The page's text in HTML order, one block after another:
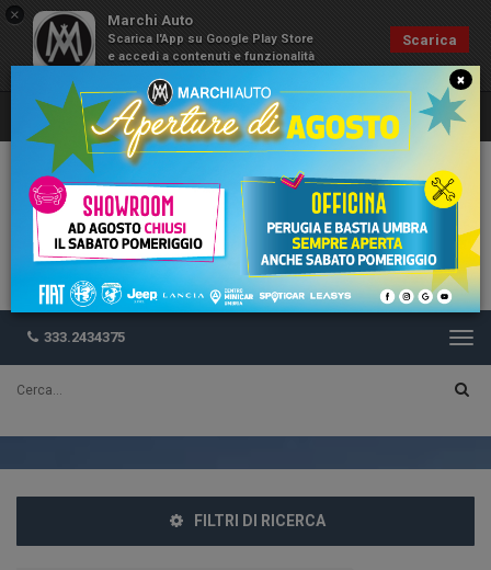
× Marchi Auto
Scarica l'App su Google Play Store
e accedi a contenuti e funzionalità
Scarica
333.2434375
FILTRI DI RICERCA
×